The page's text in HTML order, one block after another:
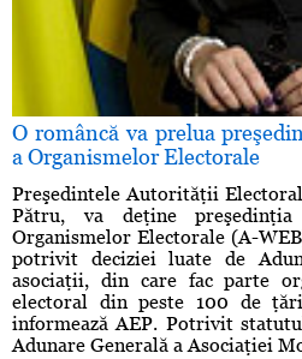
O româncă va prelua
a Organismelor Electorale
Preşedintele Autorităţii
Pătru, va deţine
Organismelor Electorale (A-
potrivit deciziei luate de
asociaţii, din care fac parte
electoral din peste 100 de
informează AEP. Potrivit
Adunare Generală a Asociaţiei